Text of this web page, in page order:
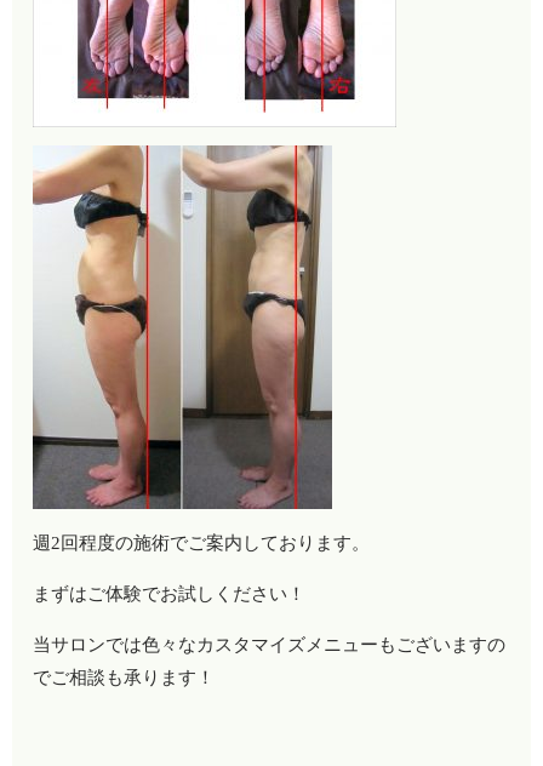
週2回程度の施術でご案内しております。
まずはご体験でお試しください！
当サロンでは色々なカスタマイズメニューもございますの
でご相談も承ります！